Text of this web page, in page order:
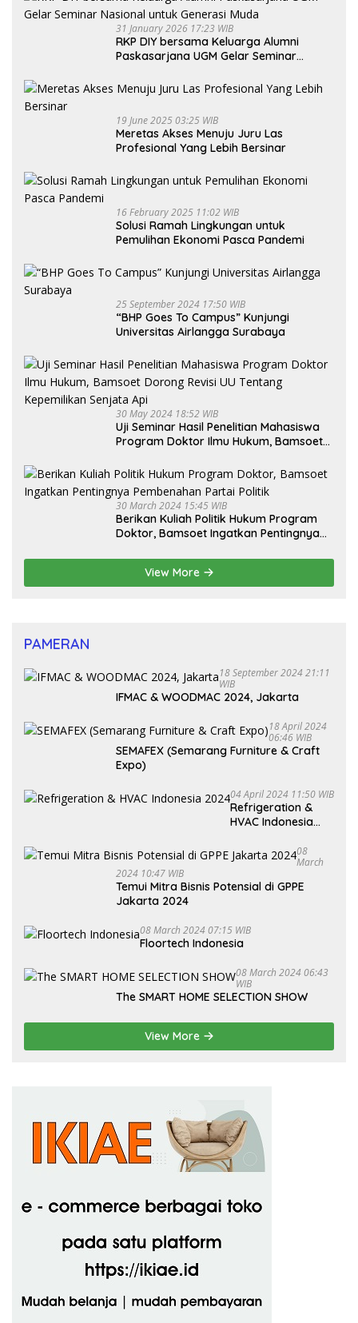
31 January 2026 17:23 WIB
RKP DIY bersama Keluarga Alumni
Paskasarjana UGM Gelar Seminar
19 June 2025 03:25 WIB
Meretas Akses Menuju Juru Las
Profesional Yang Lebih Bersinar
16 February 2025 11:02 WIB
Solusi Ramah Lingkungan untuk
Pemulihan Ekonomi Pasca Pandemi
25 September 2024 17:50 WIB
“BHP Goes To Campus” Kunjungi
Universitas Airlangga Surabaya
30 May 2024 18:52 WIB
Uji Seminar Hasil Penelitian Mahasiswa
Program Doktor Ilmu Hukum, Bamsoet
Senjata Api
30 March 2024 15:45 WIB
Berikan Kuliah Politik Hukum Program
Doktor, Bamsoet Ingatkan Pentingnya
View More
PAMERAN
18 September 2024 21:11
WIB
IFMAC & WOODMAC 2024, Jakarta
18 April 2024
06:46 WIB
SEMAFEX (Semarang Furniture & Craft
Expo)
04 April 2024 11:50 WIB
Refrigeration &
HVAC Indonesia
08
March
2024 10:47 WIB
Temui Mitra Bisnis Potensial di GPPE
Jakarta 2024
08 March 2024 07:15 WIB
Floortech Indonesia
08 March 2024 06:43
WIB
The SMART HOME SELECTION SHOW
View More